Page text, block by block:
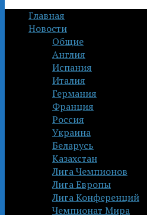
Главная
Новости
Общие
Англия
Испания
Италия
Германия
Франция
Россия
Украина
Беларусь
Казахстан
Лига Чемпионов
Лига Европы
Лига Конференций
Чемпионат Мира